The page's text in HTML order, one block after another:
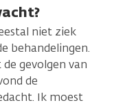
niet ziek
behandelingen.
gevolgen van
de
Ik moest